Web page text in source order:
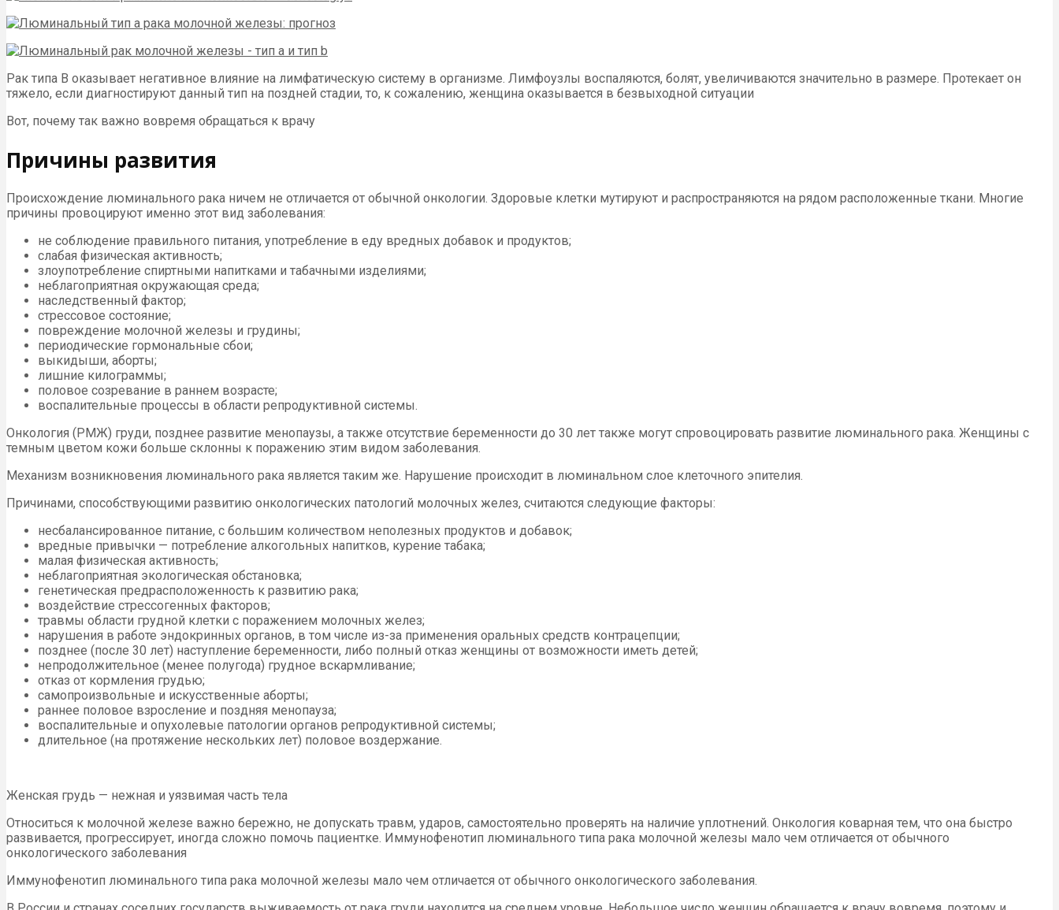
Рак типа В оказывает негативное влияние на лимфатическую систему в организме. Лимфоузлы воспаляются, болят, увеличиваются значительно в размере. Протекает он
тяжело, если диагностируют данный тип на поздней стадии, то, к сожалению, женщина оказывается в безвыходной ситуации
Вот, почему так важно вовремя обращаться к врачу
Причины развития
Происхождение люминального рака ничем не отличается от обычной онкологии. Здоровые клетки мутируют и распространяются на рядом расположенные ткани. Многие
причины провоцируют именно этот вид заболевания:
не соблюдение правильного питания, употребление в еду вредных добавок и продуктов;
слабая физическая активность;
злоупотребление спиртными напитками и табачными изделиями;
неблагоприятная окружающая среда;
наследственный фактор;
стрессовое состояние;
повреждение молочной железы и грудины;
периодические гормональные сбои;
выкидыши, аборты;
лишние килограммы;
половое созревание в раннем возрасте;
воспалительные процессы в области репродуктивной системы.
Онкология (РМЖ) груди, позднее развитие менопаузы, а также отсутствие беременности до 30 лет также могут спровоцировать развитие люминального рака. Женщины с
темным цветом кожи больше склонны к поражению этим видом заболевания.
Механизм возникновения люминального рака является таким же. Нарушение происходит в люминальном слое клеточного эпителия.
Причинами, способствующими развитию онкологических патологий молочных желез, считаются следующие факторы:
несбалансированное питание, с большим количеством неполезных продуктов и добавок;
вредные привычки — потребление алкогольных напитков, курение табака;
малая физическая активность;
неблагоприятная экологическая обстановка;
генетическая предрасположенность к развитию рака;
воздействие стрессогенных факторов;
травмы области грудной клетки с поражением молочных желез;
нарушения в работе эндокринных органов, в том числе из-за применения оральных средств контрацепции;
позднее (после 30 лет) наступление беременности, либо полный отказ женщины от возможности иметь детей;
непродолжительное (менее полугода) грудное вскармливание;
отказ от кормления грудью;
самопроизвольные и искусственные аборты;
раннее половое взросление и поздняя менопауза;
воспалительные и опухолевые патологии органов репродуктивной системы;
длительное (на протяжение нескольких лет) половое воздержание.
Женская грудь — нежная и уязвимая часть тела
Относиться к молочной железе важно бережно, не допускать травм, ударов, самостоятельно проверять на наличие уплотнений. Онкология коварная тем, что она быстро
развивается, прогрессирует, иногда сложно помочь пациентке. Иммунофенотип люминального типа рака молочной железы мало чем отличается от обычного
онкологического заболевания
Иммунофенотип люминального типа рака молочной железы мало чем отличается от обычного онкологического заболевания.